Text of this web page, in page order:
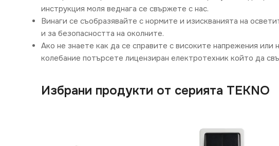
инструкция моля веднага се свържете с нас.
Винаги се съобразявайте с нормите и изискванията на
и за безопасността на околните.
Ако не знаете как да се справите с високите напрежения или
колебание потърсете лицензиран електротехник който да
Избрани продукти от серията TEKNO